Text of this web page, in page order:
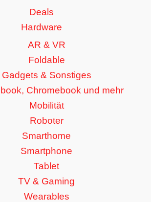
Deals
Hardware
AR & VR
Foldable
Gadgets & Sonstiges
Chromebook und mehr
Mobilität
Roboter
Smarthome
Smartphone
Tablet
TV & Gaming
Wearables